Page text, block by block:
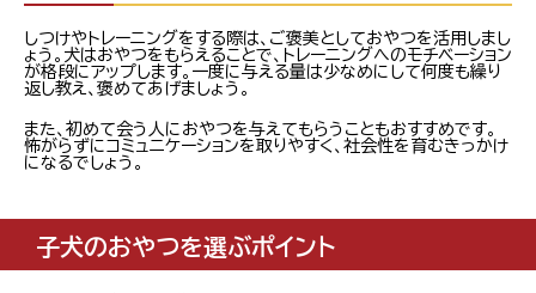
しつけやトレーニングをする際は、ご褒美としておやつを活用しまし
ょう。犬はおやつをもらえることで、トレーニングへのモチベーション
が格段にアップします。一度に与える量は少なめにして何度も繰り
返し教え、褒めてあげましょう。
また、初めて会う人におやつを与えてもらうこともおすすめです。
怖がらずにコミュニケーションを取りやすく、社会性を育むきっかけ
になるでしょう。
子犬のおやつを選ぶポイント